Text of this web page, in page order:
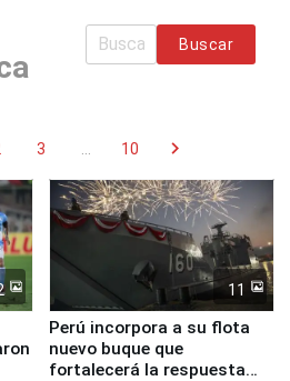
Buscar
3 10 chevron_right
11
Perú incorpora a su flota
nuevo buque que
fortalecerá la respuesta